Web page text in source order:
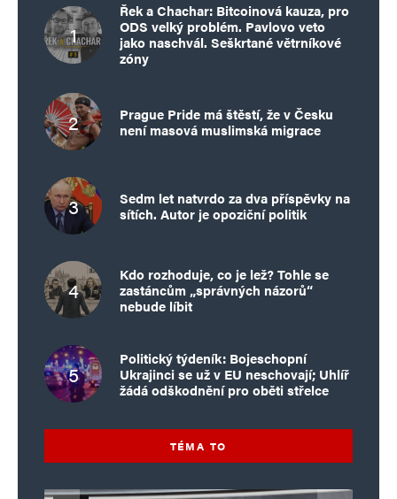
Řek a Chachar: Bitcoinová kauza, pro
ODS velký problém. Pavlovo veto
jako naschvál. Seškrtané větrníkové
zóny
Prague Pride má štěstí, že v Česku
není masová muslimská migrace
Sedm let natvrdo za dva příspěvky na
sítích. Autor je opoziční politik
Kdo rozhoduje, co je lež? Tohle se
zastáncům „správných názorů“
nebude líbit
Politický týdeník: Bojeschopní
Ukrajinci se už v EU neschovají; Uhlíř
žádá odškodnění pro oběti střelce
TÉMA TO